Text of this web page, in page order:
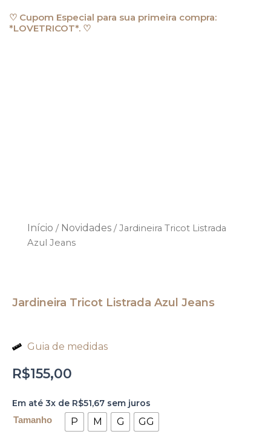
para♡ Cupom Especial para sua primeira compra:
*LOVETRICOT*. ♡
Início / Novidades / Jardineira Tricot Listrada
Azul Jeans
Jardineira Tricot Listrada Azul Jeans
Guia de medidas
R$155,00
Em até 3x de R$51,67 sem juros
Tamanho P M G GG
Jardineira
Tricot
Listrada